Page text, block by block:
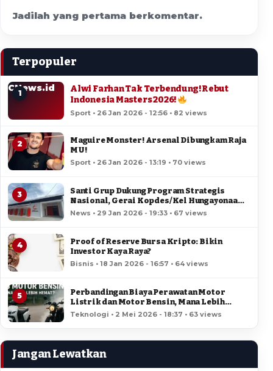
Jadilah yang pertama berkomentar.
Terpopuler
CNews.id
1
Alwi Farhan Tak Terbendung! Rebut
Indonesia Masters 2026!
Sport • 26 Jan 2026 - 12:56 • 82 views
2
Maguire Monster! Arsenal Dibungkam Raja
MU!
Sport • 26 Jan 2026 - 13:19 • 70 views
3
Santi Grup Dukung Program Strategis
Nasional, Gerai Kopdes/Kel Hungayonaa
Jadi yang Tercepat Dibangun di Gorontalo
News • 29 Jan 2026 - 19:33 • 67 views
4
Proof of Reserve Bursa Kripto: Bikin
Investor Kaya Raya?
Bisnis • 18 Jan 2026 - 16:57 • 64 views
5
Perbandingan Biaya Perawatan Motor
Listrik dan Motor Bensin, Mana Lebih
Hemat?
Teknologi • 2 Mei 2026 - 18:37 • 63 views
Jangan Lewatkan